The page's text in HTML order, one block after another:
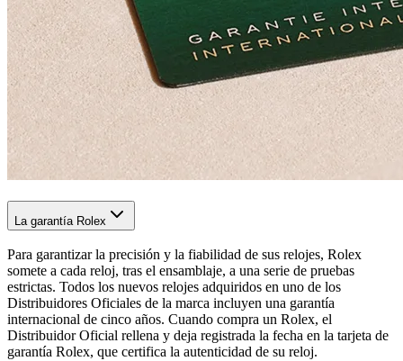
La garantía Rolex
Para garantizar la precisión y la fiabilidad de sus relojes, Rolex
somete a cada reloj, tras el ensamblaje, a una serie de pruebas
estrictas. Todos los nuevos relojes adquiridos en uno de los
Distribuidores Oficiales de la marca incluyen una garantía
internacional de cinco años. Cuando compra un Rolex, el
Distribuidor Oficial rellena y deja registrada la fecha en la tarjeta de
garantía Rolex, que certifica la autenticidad de su reloj.